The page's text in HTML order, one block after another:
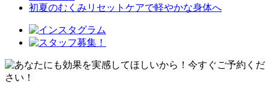
初夏のむくみリセットケアで軽やかな身体へ